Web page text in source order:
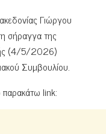
Γιώργου
σήραγγα της
(4/5/2026)
Συμβουλίου.
παρακάτω link: